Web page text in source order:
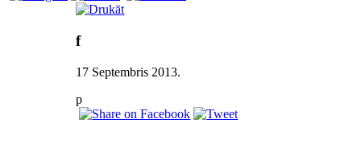
f
17 Septembris 2013.
p